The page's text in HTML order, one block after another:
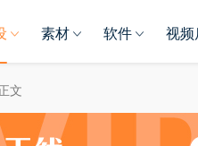
素材 软件 视频
文